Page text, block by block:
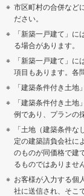
市区町村の合併など
ださい。
「新築一戸建て」
る場合があります。
「新築一戸建て」
項目もあります。各
「建築条件付き土地
「建築条件付き土
例であり、プランの
「土地（建築条件
定の建築請負会社に
のものが同価格で建
るものではありません
お客様が入力する個
社に送信され、そこ